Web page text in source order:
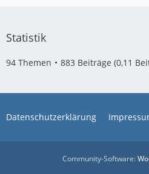
Statistik
94 Themen 883 Beiträge (0,11
Datenschutzerklärung
Community-Software: